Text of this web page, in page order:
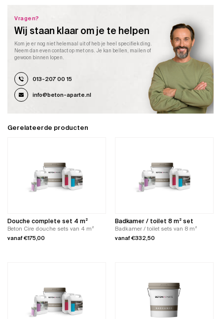
Vragen?
Wij staan klaar om je te helpen
Kom je er nog niet helemaal uit of heb je heel specifiek ding.
Neem dan even contact op met ons. Je kan bellen, mailen of
gewoon binnen lopen.
013-207 00 15
info@beton-aparte.nl
Gerelateerde producten
Douche complete set 4 m²
Beton Cire douche sets van 4 m²
vanaf€175,00
Badkamer / toilet 8 m² set
Badkamer / toilet sets van 8 m²
vanaf€332,50